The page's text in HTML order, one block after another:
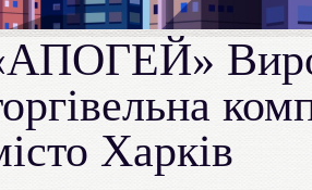
Харків